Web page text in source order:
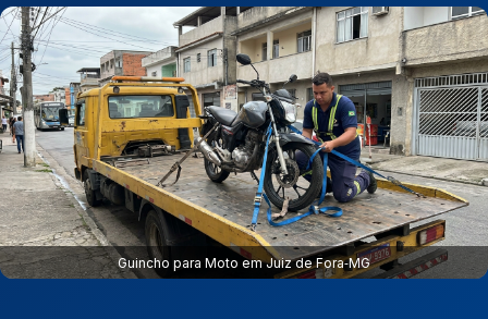
Guincho para Moto em Juiz de Fora‑MG